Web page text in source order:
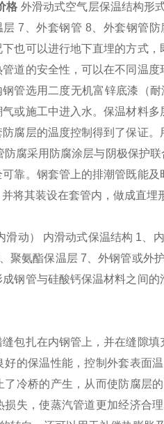
格 外滑动式空气层保温结构形
7、外套钢管 8、外套钢管
也可以进行地下直埋的方式
道的安全性，可以在不同温
管选用二度无机富锌底漆（
或施工中进入水。保温材料
腐层的温度控制得到了保证
腐采用防腐涂层与阴极保护
靠。钢套管上的排潮管既能
将其装设在套管内，做成直埋
滑动） 内滑动式保温结构 1、
聚氨酯保温层 7、外钢管或外
钢管与硅酸钙保温材料之间
包扎在内钢管上，并在缝隙
好的保温性能，控制外套表面
了冷桥的产生，从而使防腐层
失，使蒸汽管道更加经济合